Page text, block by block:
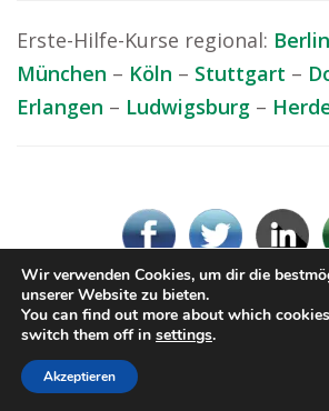
Erste-Hilfe-Kurse regional: Berlin
München – Köln – Stuttgart –
Erlangen – Ludwigsburg –
© Erste-Hilfe-Kurs.rocks
Impressum / Datenschutz
Wir verwenden Cookies, um dir die
unserer Website zu bieten.
You can find out more about which
switch them off in settings.
Akzeptieren